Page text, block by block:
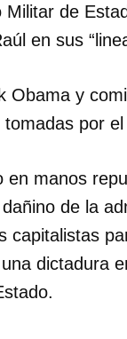
SESIÓN
de
en sus
y
por
manos
de la
capitalistas
dictadura